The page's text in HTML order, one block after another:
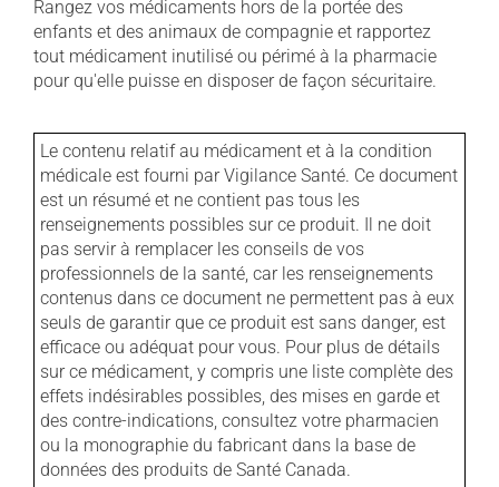
Rangez vos médicaments hors de la portée des
enfants et des animaux de compagnie et rapportez
tout médicament inutilisé ou périmé à la pharmacie
pour qu'elle puisse en disposer de façon sécuritaire.
Le contenu relatif au médicament et à la condition
médicale est fourni par Vigilance Santé. Ce document
est un résumé et ne contient pas tous les
renseignements possibles sur ce produit. Il ne doit
pas servir à remplacer les conseils de vos
professionnels de la santé, car les renseignements
contenus dans ce document ne permettent pas à eux
seuls de garantir que ce produit est sans danger, est
efficace ou adéquat pour vous. Pour plus de détails
sur ce médicament, y compris une liste complète des
effets indésirables possibles, des mises en garde et
des contre-indications, consultez votre pharmacien
ou la monographie du fabricant dans la base de
données des produits de Santé Canada.